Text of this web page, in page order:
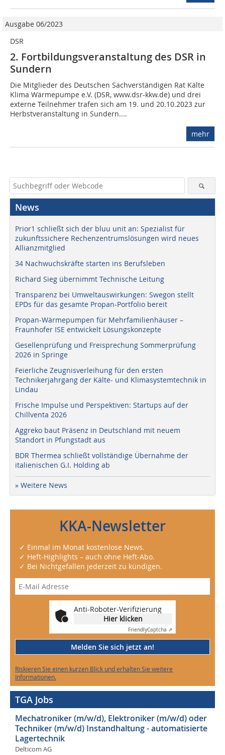
Ausgabe 06/2023
DSR
2. Fortbildungs­veranstaltung des DSR in
Sundern
Die Mitglieder des Deutschen Sachverständigen Rat Kälte
Klima Wärmepumpe e.V. (DSR, www.dsr-kkw.de) und drei
externe Teilnehmer trafen sich am 19. und 20.10.2023 zur
Herbstveranstaltung in Sundern....
mehr
News
Prior1 schließt sich der bluu unit an: Spezialist für
zukunftssichere Rechenzentrumslösungen wird neues
Allianzmitglied
34 Nachwuchskräfte starten ins Berufsleben
Richard Sieg übernimmt Technische Leitung
Transparenz bei Umweltauswirkungen: Swegon stellt
EPDs für das gesamte Propan-Portfolio bereit
Propan-Wärmepumpen für Mehrfamilienhäuser –
Fraunhofer ISE entwickelt Lösungskonzepte
Gesellenprüfung und Freisprechung Sommerprüfung
2026 in Springe
Feierliche Zeugnisverleihung für den ersten
Technikerjahrgang der Kälte- und Klimasystemtechnik in
Lindau
Frische Impulse und Perspektiven: Startups auf der
Chillventa 2026
Aggreko baut Präsenz in Deutschland mit neuem
Standort in Pfungstadt aus
BDR Thermea schließt vollständige Übernahme der
italienischen G.I. Holding ab
» Weitere News
KKA-Newsletter
✓ Einmal im Monat kostenlose News.
✓ Heft-Highlights – auch ohne Heft-Abo.
✓ Bei Nichtgefallen jederzeit zu kündigen.
Anti-Roboter-Verifizierung
Hier klicken
FriendlyCaptcha ⇗
Melden Sie sich jetzt an!
Riskieren Sie einen kurzen Blick und erhalten Sie weitere
Informationen.
TGA Jobs
Mechatroniker (m/w/d), Elektroniker (m/w/d) oder
Techniker (m/w/d) Instandhaltung - automatisierte
Lagertechnik
Delticom AG